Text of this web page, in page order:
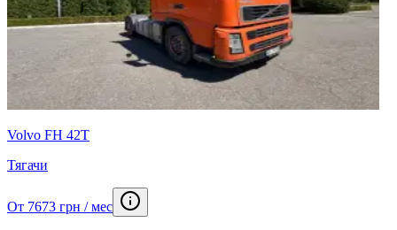
Volvo FH 42T
Тягачи
От 7673 грн / мес